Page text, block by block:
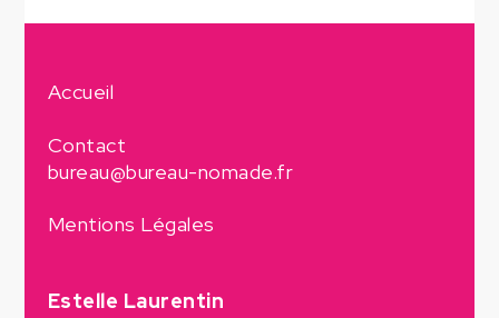
Accueil
Contact
bureau@bureau-nomade.fr
Mentions Légales
Estelle Laurentin